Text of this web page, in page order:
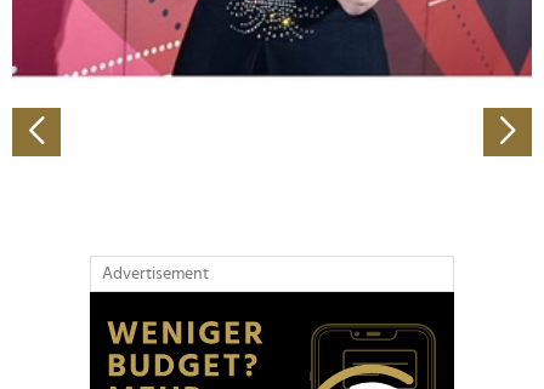
soziale Medien, Werbung und Analysen weiter. Unsere
Partner führen diese Informationen möglicherweise mit
weiteren Daten zusammen, die Sie ihnen bereitgestellt
gesammelt haben.
Advertisement